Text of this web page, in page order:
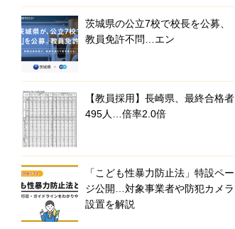
茨城県の公立7校で校長を公募、
教員免許不問…エン
【教員採用】長崎県、最終合格者
495人…倍率2.0倍
「こども性暴力防止法」特設ペー
ジ公開…対象事業者や防犯カメラ
設置を解説